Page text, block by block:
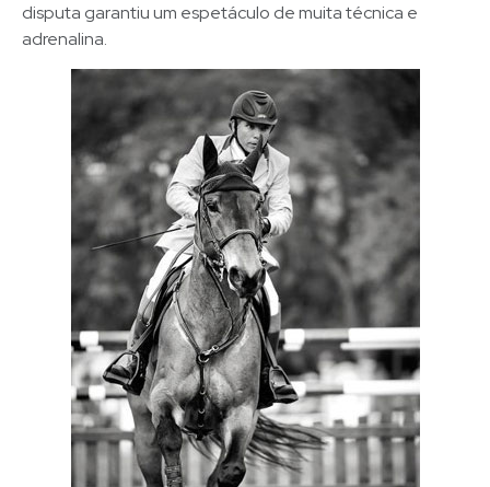
disputa garantiu um espetáculo de muita técnica e
adrenalina.